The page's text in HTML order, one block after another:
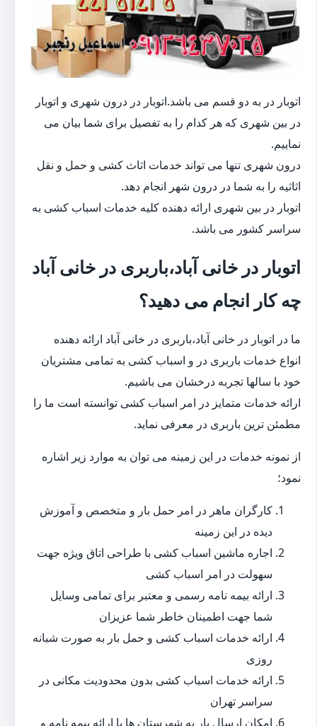
اتوبار در به دو قسم می باشد.اتوبار در درون شهری و اتوبار
در بین شهری که هر کدام را به تفصیل برای شما بیان می
نماییم.
درون شهری تنها می تواند خدمات اثاث کشی و حمل و نقل
اثاثیه را به شما در درون شهر انجام دهد.
اتوبار در بین شهری ارائه دهنده کلیه خدمات اسباب کشی به
سراسر کشور می باشد.
اتوبار در خانی آباد،باربری در خانی آباد
چه کار انجام می دهید؟
ما در اتوبار در خانی آباد،باربری در خانی آباد ارائه دهنده
انواع خدمات باربری در و اسباب کشی به تمامی مشتریان
خود با سالها تجربه درخشان می باشیم.
ارائه خدمات متمایز در امر اسباب کشی توانسته است ما را
مطمئن ترین باربری در معرفی نماید.
از نمونه خدمات در این زمینه می توان به موارد زیر اشاره
نمود؛
کارگران ماهر در امر حمل بار و متخصص و آموزش
دیده در این زمینه
اجاره ماشین اسباب کشی با طراحی اتاق ویژه جهت
سهولت در امر اسباب کشی
ارائه بیمه نامه رسمی و معتبر برای تمامی وسایل
شما جهت اطمینان خاطر شما عزیزان
ارائه خدمات اسباب کشی و حمل بار به صورت شبانه
روزی
ارائه خدمات اسباب کشی بدون محدودیت مکانی در
سراسر تهران
امکان ارسال بار به شهرستان ها با ارائه بیمه نامه و